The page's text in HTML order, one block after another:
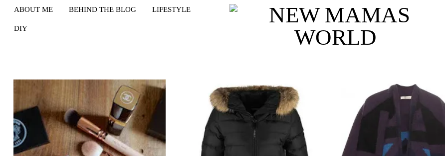
ABOUT ME BEHIND THE BLOG LIFESTYLE
DIY